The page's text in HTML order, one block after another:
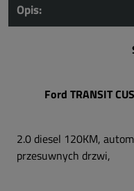
Opis:
Ford TRANSIT
2.0 diesel 120KM,
przesuwnych drzwi,